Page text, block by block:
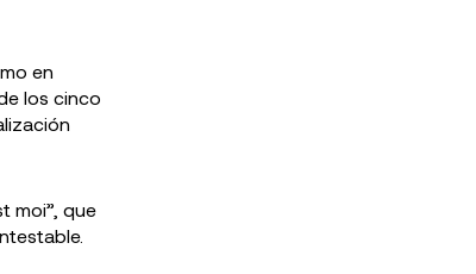
en
los cinco
moi”, que